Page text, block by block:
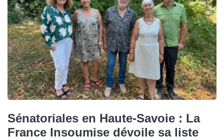
Sénatoriales en Haute-Savoie : La
France Insoumise dévoile sa liste